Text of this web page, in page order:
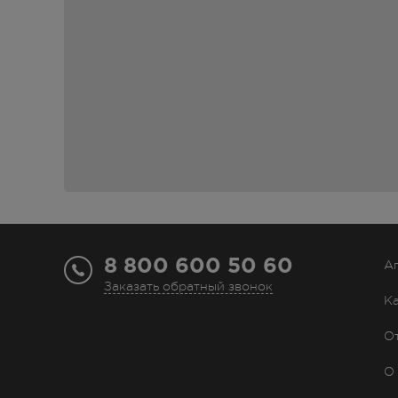
беременности или в период кормления грудью
Клотримазол плохо всасывается через кожу и
I триместр беременности.
8 800 600 50 60
Заказать обратный звонок
О